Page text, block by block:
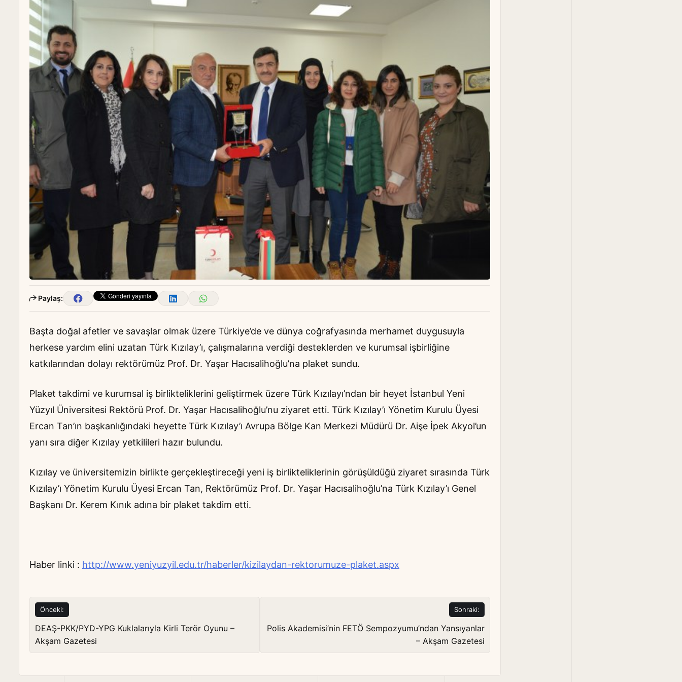
Paylaş:
Başta doğal afetler ve savaşlar olmak üzere Türkiye’de ve dünya coğrafyasında merhamet duygusuyla
herkese yardım elini uzatan Türk Kızılay’ı, çalışmalarına verdiği desteklerden ve kurumsal işbirliğine
katkılarından dolayı rektörümüz Prof. Dr. Yaşar Hacısalihoğlu’na plaket sundu.
Plaket takdimi ve kurumsal iş birlikteliklerini geliştirmek üzere Türk Kızılayı’ndan bir heyet İstanbul Yeni
Yüzyıl Üniversitesi Rektörü Prof. Dr. Yaşar Hacısalihoğlu’nu ziyaret etti. Türk Kızılay’ı Yönetim Kurulu Üyesi
Ercan Tan’ın başkanlığındaki heyette Türk Kızılay’ı Avrupa Bölge Kan Merkezi Müdürü Dr. Aişe İpek Akyol’un
yanı sıra diğer Kızılay yetkilileri hazır bulundu.
Kızılay ve üniversitemizin birlikte gerçekleştireceği yeni iş birlikteliklerinin görüşüldüğü ziyaret sırasında Türk
Kızılay’ı Yönetim Kurulu Üyesi Ercan Tan, Rektörümüz Prof. Dr. Yaşar Hacısalihoğlu’na Türk Kızılay’ı Genel
Başkanı Dr. Kerem Kınık adına bir plaket takdim etti.
Haber linki : http://www.yeniyuzyil.edu.tr/haberler/kizilaydan-rektorumuze-plaket.aspx
Yazı
gezinmesi
Önceki:
DEAŞ-PKK/PYD-YPG Kuklalarıyla Kirli Terör Oyunu –
Akşam Gazetesi
Sonraki:
Polis Akademisi’nin FETÖ Sempozyumu’ndan Yansıyanlar
– Akşam Gazetesi